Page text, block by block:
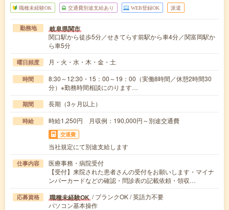
職種未経験OK 交通費別途支給あり WEB登録OK 派遣
勤務地 岐阜県関市
関口駅から徒歩5分／せきてらす前駅から車4分／関富岡駅か
ら車5分
曜日頻度 月・火・水・木・金・土
時間
8:30～12:30・15：00～19：00（実働8時間／休憩2時間30
分）※勤務時間相談にのります…
期間 長期（3ヶ月以上）
時給 時給1,250円 月収例：190,000円～別途交通費
交通費
当社規定にて別途支給します
仕事内容
医療事務・病院受付
【受付】来院された患者さんの受付をお願いします・マイナ
ンバーカードなどの確認・問診表の記載依頼・領収…
応募資格 職種未経験OK / ブランクOK / 英語力不要
パソコン基本操作